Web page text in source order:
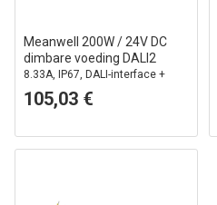
Meanwell 200W / 24V DC
dimbare voeding DALI2
8.33A, IP67, DALI-interface +
push dim
105,03 €